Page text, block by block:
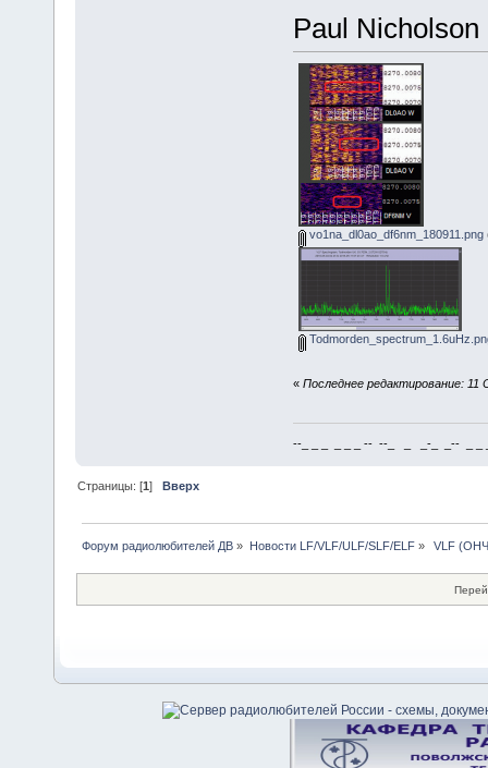
Paul Nicholson
vo1na_dl0ao_df6nm_180911.png
« Последнее редактирование: 11
--_ _ _ _ _ _ -- --_ _ _-_ _-- _ _
Страницы: [1]Вверх
Форум радиолюбителей ДВ » Новости LF/VLF/ULF/SLF/ELF» VLF (ОНЧ